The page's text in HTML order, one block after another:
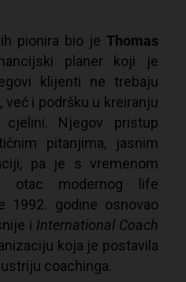
pionira bio je Thomas
planer koji je
klijenti ne trebaju
i podršku u kreiranju
Njegov pristup
pitanjima, jasnim
pa je s vremenom
otac modernog life
1992. godine osnovao
i International Coach
koja je postavila
coachinga.